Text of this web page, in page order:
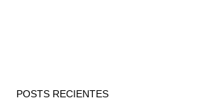
POSTS RECIENTES